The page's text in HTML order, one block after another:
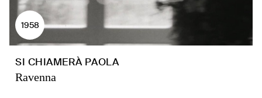
1958
SI CHIAMERÀ PAOLA
Ravenna